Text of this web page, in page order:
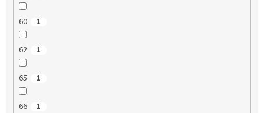
60 1
62 1
65 1
66 1